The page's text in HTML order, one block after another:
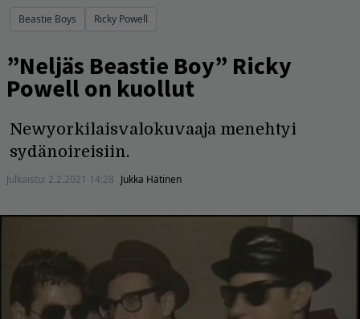
Beastie Boys Ricky Powell
”Neljäs Beastie Boy” Ricky
Powell on kuollut
Newyorkilaisvalokuvaaja menehtyi
sydänoireisiin.
Julkaistu: 2.2.2021 14:28 Jukka Hätinen